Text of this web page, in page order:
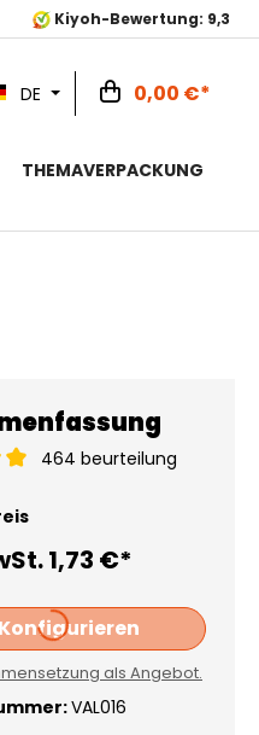
Kiyoh-Bewertung: 9,3
DE 0,00 €*
THEMAVERPACKUNG
464 beurteilung
1,73 €*
Konfigurieren
Loading...als Angebot.
VAL016